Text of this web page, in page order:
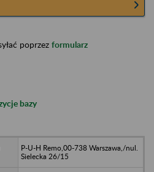
poprzez formularz
bazy
P-U-H Remo,00-738 Warszawa,/nul.
Sielecka 26/15